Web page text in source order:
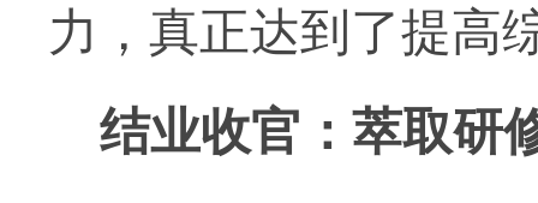
力，真正达到了提高
结业收官：萃取研